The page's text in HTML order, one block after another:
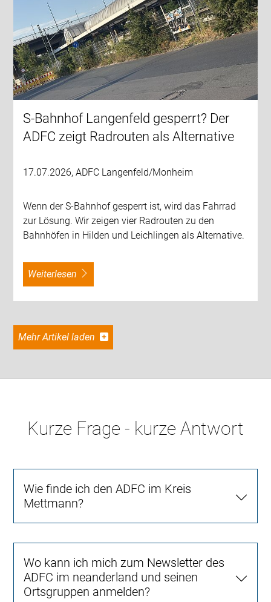
S-Bahnhof Langenfeld gesperrt? Der
ADFC zeigt Radrouten als Alternative
17.07.2026, ADFC Langenfeld/Monheim
Wenn der S-Bahnhof gesperrt ist, wird das Fahrrad
zur Lösung. Wir zeigen vier Radrouten zu den
Bahnhöfen in Hilden und Leichlingen als Alternative.
weiterlesen
Mehr Artikel laden
Kurze Frage - kurze Antwort
Wie finde ich den ADFC im Kreis
Mettmann?
Wo kann ich mich zum Newsletter des
ADFC im neanderland und seinen
Ortsgruppen anmelden?